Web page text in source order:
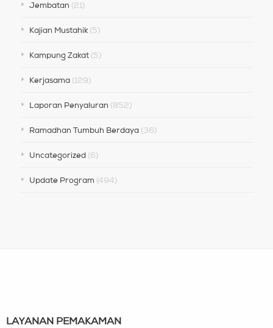
Jembatan (21)
Kajian Mustahik(5)
Kampung Zakat(5)
Kerjasama(129)
Laporan Penyaluran (852)
Ramadhan Tumbuh Berdaya(36)
Uncategorized(6)
Update Program (494)
LAYANAN PEMAKAMAN